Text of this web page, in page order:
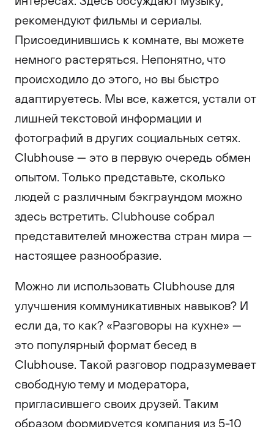
рекомендуют фильмы и сериалы.
Присоединившись к комнате, вы можете
немного растеряться. Непонятно, что
происходило до этого, но вы быстро
адаптируетесь. Мы все, кажется, устали от
лишней текстовой информации и
фотографий в других социальных сетях.
Clubhouse — это в первую очередь обмен
опытом. Только представьте, сколько
людей с различным бэкграундом можно
здесь встретить. Clubhouse собрал
представителей множества стран мира —
настоящее разнообразие.
Можно ли использовать Clubhouse для
улучшения коммуникативных навыков? И
если да, то как? «Разговоры на кухне» —
это популярный формат бесед в
Clubhouse. Такой разговор подразумевает
свободную тему и модератора,
пригласившего своих друзей. Таким
образом формируется компания из 5-10